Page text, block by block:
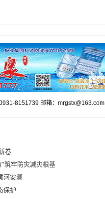
8151739 邮箱：mrgstx@163.com
卷
筑牢防灾减灾根基
河安澜
保护